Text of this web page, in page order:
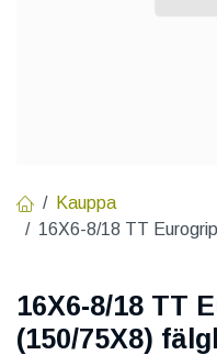
Kauppa
16X6-8/18 TT
16X6-8/18 TT
(150/75X8)